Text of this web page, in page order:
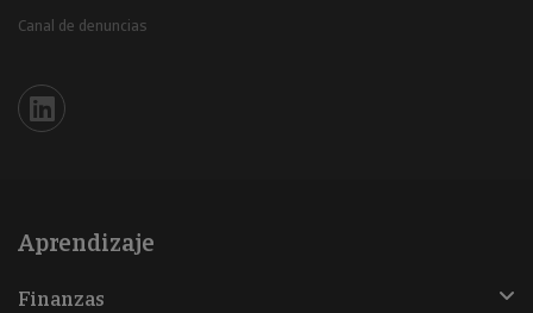
Canal de denuncias
Iberinform en Linkedin
Aprendizaje
Finanzas